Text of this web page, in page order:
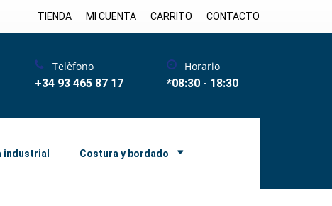
TIENDA MI CUENTA CARRITO CONTACTO
industrial Costura y bordado
Telèfono
+34 93 465 87 17
Horario
*08:30 - 18:30